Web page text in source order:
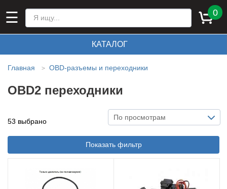
☰ 0
КАТАЛОГ
Главная > ОBD-разъемы и переходники
OBD2 переходники
53 выбрано По просмотрам
Показать фильтр